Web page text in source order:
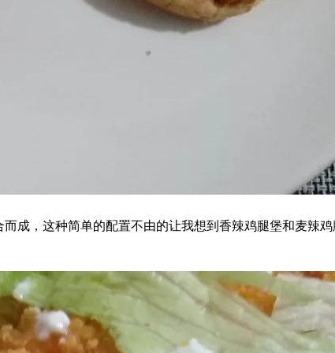
成，这种简单的配置不由的让我想到香辣鸡腿堡和麦辣